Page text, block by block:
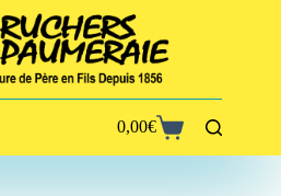
Panier
d’achat
0,00€